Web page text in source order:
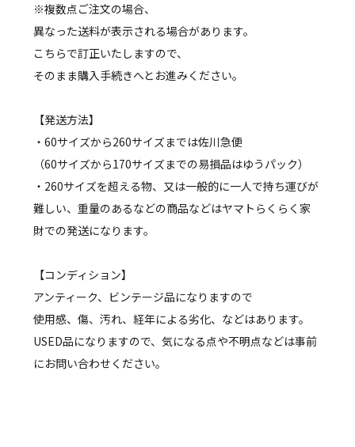
※複数点ご注文の場合、
異なった送料が表示される場合があります。
こちらで訂正いたしますので、
そのまま購入手続きへとお進みください。
【発送方法】
・60サイズから260サイズまでは佐川急便
（60サイズから170サイズまでの易損品はゆうパック）
・260サイズを超える物、又は一般的に一人で持ち運びが
難しい、重量のあるなどの商品などはヤマトらくらく家
財での発送になります。
【コンディション】
アンティーク、ビンテージ品になりますので
使用感、傷、汚れ、経年による劣化、などはあります。
USED品になりますので、気になる点や不明点などは事前
にお問い合わせください。